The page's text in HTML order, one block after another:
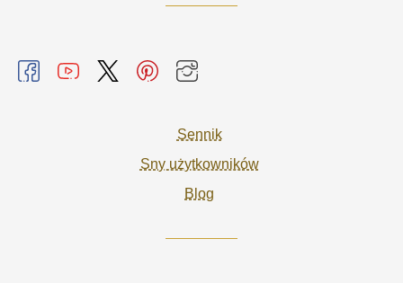
Sennik
Sny użytkowników
Blog